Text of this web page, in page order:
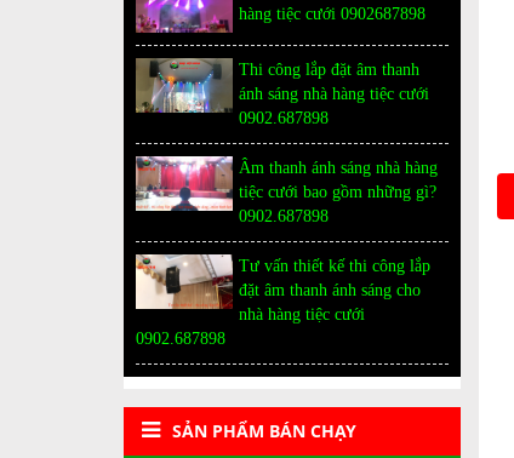
hàng tiệc cưới 0902687898
Thi công lắp đặt âm thanh
ánh sáng nhà hàng tiệc cưới
0902.687898
Âm thanh ánh sáng nhà hàng
tiệc cưới bao gồm những gì?
0902.687898
Tư vấn thiết kế thi công lắp
đặt âm thanh ánh sáng cho
nhà hàng tiệc cưới
0902.687898
SẢN PHẨM BÁN CHẠY